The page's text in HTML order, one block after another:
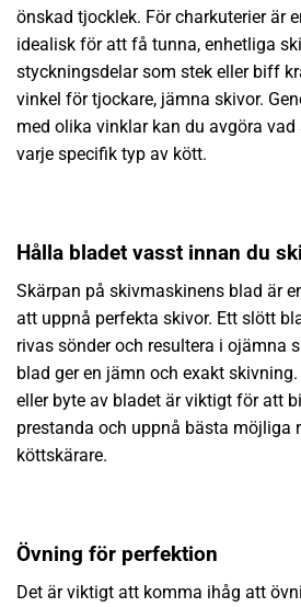
önskad tjocklek. För charkuterier är
idealisk för att få tunna, enhetliga
styckningsdelar som stek eller biff
vinkel för tjockare, jämna skivor.
med olika vinklar kan du avgöra
varje specifik typ av kött.
Hålla bladet vasst innan du
Skärpan på skivmaskinens blad är
att uppnå perfekta skivor. Ett slött
rivas sönder och resultera i ojämna
blad ger en jämn och exakt
eller byte av bladet är viktigt för att
prestanda och uppnå bästa möjliga
köttskärare.
Övning för perfektion
Det är viktigt att komma ihåg att